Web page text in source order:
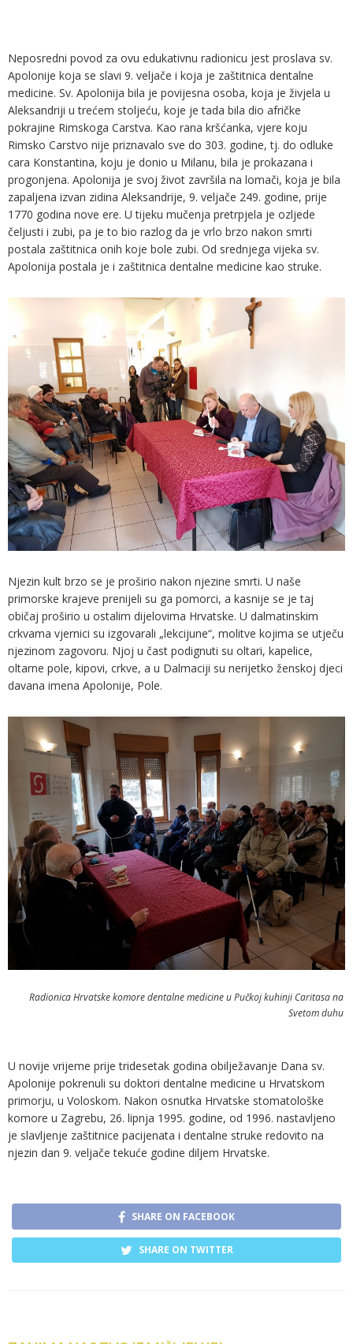
Neposredni povod za ovu edukativnu radionicu jest proslava sv.
Apolonije koja se slavi 9. veljače i koja je zaštitnica dentalne
medicine. Sv. Apolonija bila je povijesna osoba, koja je živjela u
Aleksandriji u trećem stoljeću, koje je tada bila dio afričke
pokrajine Rimskoga Carstva. Kao rana kršćanka, vjere koju
Rimsko Carstvo nije priznavalo sve do 303. godine, tj. do odluke
cara Konstantina, koju je donio u Milanu, bila je prokazana i
progonjena. Apolonija je svoj život završila na lomači, koja je bila
zapaljena izvan zidina Aleksandrije, 9. veljače 249. godine, prije
1770 godina nove ere. U tijeku mučenja pretrpjela je ozljede
čeljusti i zubi, pa je to bio razlog da je vrlo brzo nakon smrti
postala zaštitnica onih koje bole zubi. Od srednjega vijeka sv.
Apolonija postala je i zaštitnica dentalne medicine kao struke.
Njezin kult brzo se je proširio nakon njezine smrti. U naše
primorske krajeve prenijeli su ga pomorci, a kasnije se je taj
običaj proširio u ostalim dijelovima Hrvatske. U dalmatinskim
crkvama vjernici su izgovarali „lekcijune“, molitve kojima se utječu
njezinom zagovoru. Njoj u čast podignuti su oltari, kapelice,
oltarne pole, kipovi, crkve, a u Dalmaciji su nerijetko ženskoj djeci
davana imena Apolonije, Pole.
Radionica Hrvatske komore dentalne medicine u Pučkoj kuhinji Caritasa na
Svetom duhu
U novije vrijeme prije tridesetak godina obilježavanje Dana sv.
Apolonije pokrenuli su doktori dentalne medicine u Hrvatskom
primorju, u Voloskom. Nakon osnutka Hrvatske stomatološke
komore u Zagrebu, 26. lipnja 1995. godine, od 1996. nastavljeno
je slavljenje zaštitnice pacijenata i dentalne struke redovito na
njezin dan 9. veljače tekuće godine diljem Hrvatske.
SHARE ON FACEBOOK
SHARE ON TWITTER